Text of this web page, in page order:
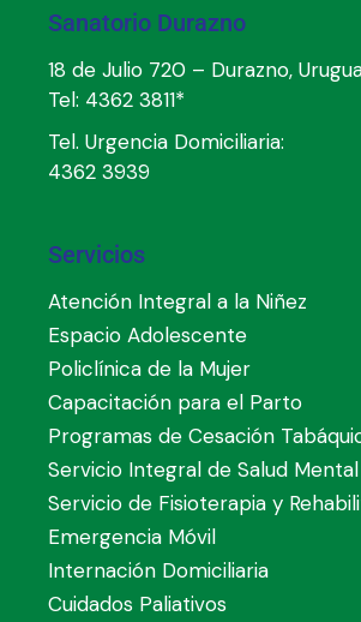
Sanatorio Durazno
18 de Julio 720 – Durazno,
Tel: 4362 3811*
Tel. Urgencia Domiciliaria:
4362 3939
Servicios
Atención Integral a la Niñez
Espacio Adolescente
Policlínica de la Mujer
Capacitación para el Parto
Programas de Cesación
Servicio Integral de Salud Mental
Servicio de Fisioterapia y
Emergencia Móvil
Internación Domiciliaria
Cuidados Paliativos